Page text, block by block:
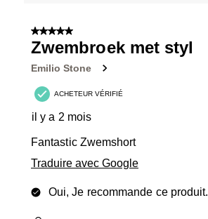
5 sur 5 étoiles.
Zwembroek met styl
Emilio Stone
ACHETEUR VÉRIFIÉ
il y a 2 mois
Fantastic Zwemshort
Traduire avec Google
Oui, Je recommande ce produit.